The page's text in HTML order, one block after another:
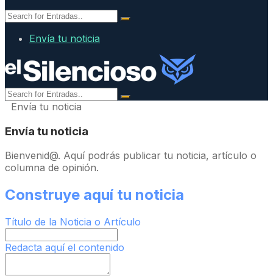
Envía tu noticia
Envía tu noticia
Envía tu noticia
Bienvenid@. Aquí podrás publicar tu noticia, artículo o
columna de opinión.
Construye aquí tu noticia
Título de la Noticia o Artículo
Redacta aquí el contenido